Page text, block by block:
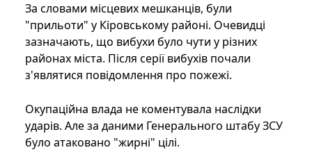
За словами місцевих мешканців, були
"прильоти" у Кіровському районі. Очевидці
зазначають, що вибухи було чути у різних
районах міста. Після серії вибухів почали
з'являтися повідомлення про пожежі.
Окупаційна влада не коментувала наслідки
ударів. Але за даними Генерального штабу ЗСУ
було атаковано "жирні" цілі.